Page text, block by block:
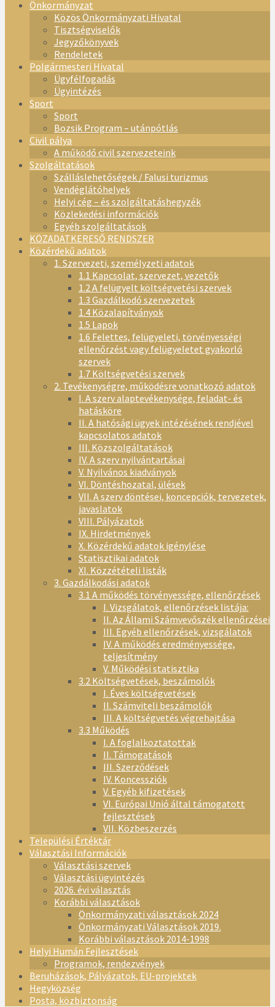
Önkormányzat
Közös Önkormányzati Hivatal
Tisztségviselők
Jegyzőkönyvek
Rendeletek
Polgármesteri Hivatal
Ügyfélfogadás
Ügyintézés
Sport
Sport
Bozsik Program – utánpótlás
Civil pálya
A működő civil szervezeteink
Szolgáltatások
Szálláslehetőségek / Falusi turizmus
Vendéglátóhelyek
Helyi cég – és szolgáltatáshegyzék
Közlekedési információk
Egyéb szolgáltatások
KÖZADATKERESŐ RENDSZER
Közérdekű adatok
1. Szervezeti, személyzeti adatok
1.1 Kapcsolat, szervezet, vezetők
1.2 A felügyelt költségvetési szervek
1.3 Gazdálkodó szervezetek
1.4 Közalapítványok
1.5 Lapok
1.6 Felettes, felügyeleti, törvényességi
ellenőrzést vagy felügyeletet gyakorló
szervek
1.7 Költségvetési szervek
2. Tevékenységre, működésre vonatkozó adatok
I. A szerv alaptevékenysége, feladat- és
hatásköre
II. A hatósági ügyek intézésének rendjével
kapcsolatos adatok
III. Közszolgáltatások
IV. A szerv nyilvántartásai
V. Nyilvános kiadványok
VI. Döntéshozatal, ülések
VII. A szerv döntései, koncepciók, tervezetek,
javaslatok
VIII. Pályázatok
IX. Hirdetmények
X. Közérdekű adatok igénylése
Statisztikai adatok
XI. Közzétételi listák
3. Gazdálkodási adatok
3.1 A működés törvényessége, ellenőrzések
I. Vizsgálatok, ellenőrzések listája:
II. Az Állami Számvevőszék ellenőrzései
III. Egyéb ellenőrzések, vizsgálatok
IV. A működés eredményessége,
teljesítmény
V. Működési statisztika
3.2 Költségvetések, beszámolók
I. Éves költségvetések
II. Számviteli beszámolók
III. A költségvetés végrehajtása
3.3 Működés
I. A foglalkoztatottak
II. Támogatások
III. Szerződések
IV. Koncessziók
V. Egyéb kifizetések
VI. Európai Unió által támogatott
fejlesztések
VII. Közbeszerzés
Települési Értéktár
Választási Információk
Választási szervek
Választási ügyintézés
2026. évi választás
Korábbi választások
Önkormányzati választások 2024
Önkormányzati Választások 2019.
Korábbi választások 2014-1998
Helyi Humán Fejlesztések
Programok, rendezvények
Beruházások, Pályázatok, EU-projektek
Hegyközség
Posta, közbiztonság